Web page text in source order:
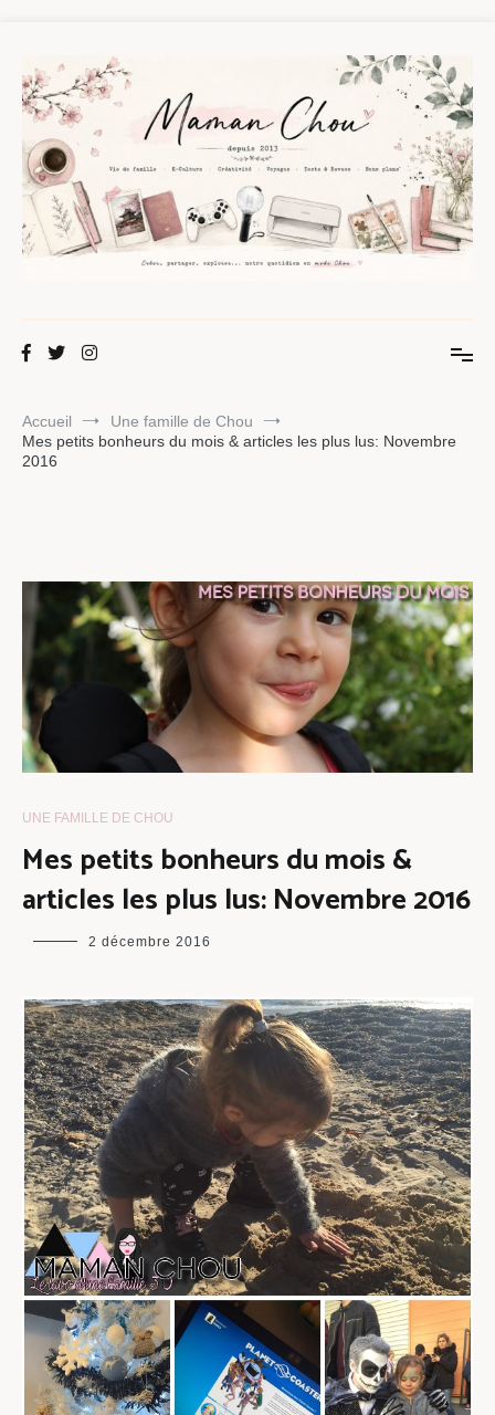
contenu
Maman Chou
Accueil
Une famille de Chou
Mes petits bonheurs du mois & articles les plus lus: Novembre
2016
UNE FAMILLE DE CHOU
Mes petits bonheurs du mois &
articles les plus lus: Novembre 2016
maman
2 décembre 2016